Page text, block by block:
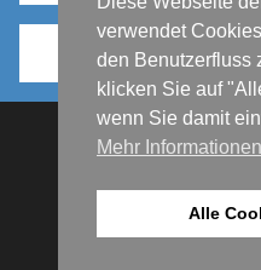
verwendet
den Benutzerfluss
klicken Sie auf
wenn Sie damit
Mehr
Alle